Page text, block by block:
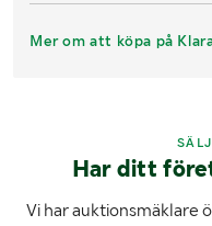
Mer om att köpa på
Har ditt
Vi har auktionsmäklare